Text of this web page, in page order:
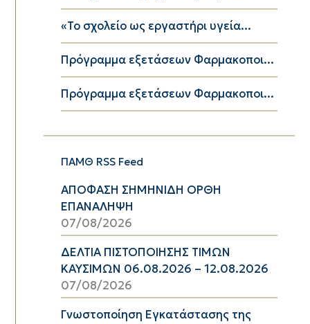
«Το σχολείο ως εργαστήρι υγεία...
Πρόγραμμα εξετάσεων Φαρμακοποι...
Πρόγραμμα εξετάσεων Φαρμακοποι...
ΠΑΜΘ RSS Feed
ΑΠΟΦΑΣΗ ΣΗΜΗΝΙΔΗ ΟΡΘΗ
ΕΠΑΝΑΛΗΨΗ
07/08/2026
ΔΕΛΤΙΑ ΠΙΣΤΟΠΟΙΗΣΗΣ ΤΙΜΩΝ
ΚΑΥΣΙΜΩΝ 06.08.2026 – 12.08.2026
07/08/2026
Γνωστοποίηση Εγκατάστασης της